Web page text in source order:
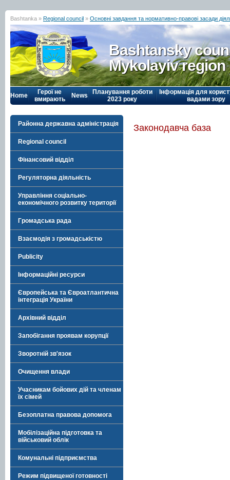
Bashtanka » Regional council » Основні завдання та нормативно-правові засади
Bashtansky
Mykolayiv region
Home
Герої не
вмирають
News
Планування роботи
2023 року
Інформація для
вадами зору
Районна державна адміністрація
Regional council
Фінансовий відділ
Регуляторна діяльність
Управління соціально-
економічного розвитку території
Громадська рада
Взаємодія з громадськістю
Publicity
Інформаційні ресурси
Європейська та Євроатлантична
інтеграція України
Архівний відділ
Запобігання проявам корупції
Зворотній зв'язок
Очищення влади
Учасникам бойових дій та членам
їх сімей
Безоплатна правова допомога
Мобілізаційна підготовка та
військовий облік
Комунальні підприємства
Режим підвищеної готовності
Законодавча база